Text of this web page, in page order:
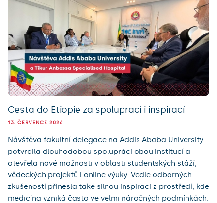
Cesta do Etiopie za spoluprací i inspirací
13. ČERVENCE 2026
Návštěva fakultní delegace na Addis Ababa University
potvrdila dlouhodobou spolupráci obou institucí a
otevřela nové možnosti v oblasti studentských stáží,
vědeckých projektů i online výuky. Vedle odborných
zkušeností přinesla také silnou inspiraci z prostředí, kde
medicína vzniká často ve velmi náročných podmínkách.